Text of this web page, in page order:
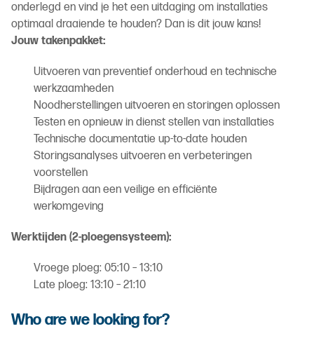
onderlegd en vind je het een uitdaging om installaties
optimaal draaiende te houden? Dan is dit jouw kans!
Jouw takenpakket:
Uitvoeren van preventief onderhoud en technische
werkzaamheden
Noodherstellingen uitvoeren en storingen oplossen
Testen en opnieuw in dienst stellen van installaties
Technische documentatie up-to-date houden
Storingsanalyses uitvoeren en verbeteringen
voorstellen
Bijdragen aan een veilige en efficiënte
werkomgeving
Werktijden (2-ploegensysteem):
Vroege ploeg: 05:10 – 13:10
Late ploeg: 13:10 – 21:10
Who are we looking for?